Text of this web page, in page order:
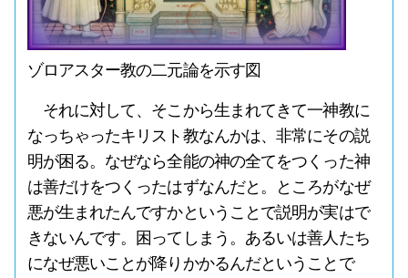
ゾロアスター教の二元論を示す図
それに対して、そこから生まれてきて一神教に
なっちゃったキリスト教なんかは、非常にその説
明が困る。なぜなら全能の神の全てをつくった神
は善だけをつくったはずなんだと。ところがなぜ
悪が生まれたんですかということで説明が実はで
きないんです。困ってしまう。あるいは善人たち
になぜ悪いことが降りかかるんだということで